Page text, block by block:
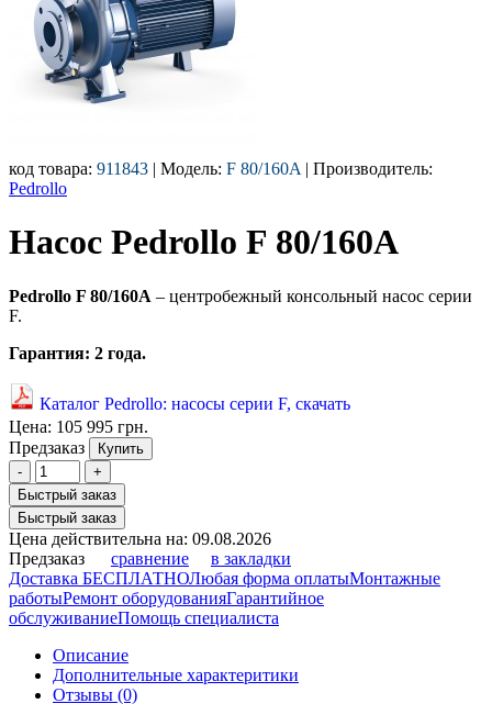
код товара: 911843 | Модель: F 80/160A | Производитель:
Pedrollo
Насос Pedrollo F 80/160A
Pedrollo F 80/160A – центробежный консольный насос серии
F.
Гарантия: 2 года.
Каталог Pedrollo: насосы серии F, скачать
Цена: 105 995 грн.
Предзаказ
Купить
-
+
Быстрый заказ
Быстрый заказ
Цена действительна на: 09.08.2026
Предзаказ
сравнение
в закладки
Доставка БЕСПЛАТНОЛюбая форма оплатыМонтажные
работыРемонт оборудованияГарантийное
обслуживаниеПомощь специалиста
Описание
Дополнительные характеритики
Отзывы (0)